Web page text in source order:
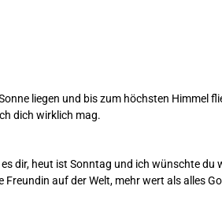
liegen und bis zum höchsten Himmel
dich wirklich mag.
dir, heut ist Sonntag und ich wünschte du
Freundin auf der Welt, mehr wert als alles